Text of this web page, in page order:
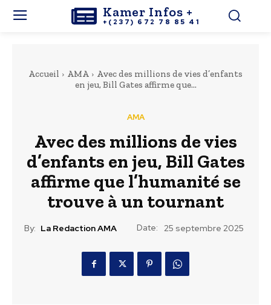
Kamer Infos +
+(237) 672 78 85 41
Accueil AMA
Avec des millions de vies d’enfants
en jeu, Bill Gates affirme que...
AMA
Avec des millions de vies
d’enfants en jeu, Bill Gates
affirme que l’humanité se
trouve à un tournant
By: La Redaction AMA Date: 25 septembre 2025